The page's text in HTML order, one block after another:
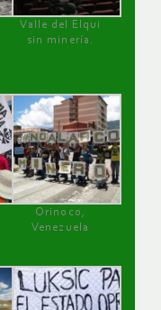
Valle del Elqui
sin minería.
Orinoco,
Venezuela